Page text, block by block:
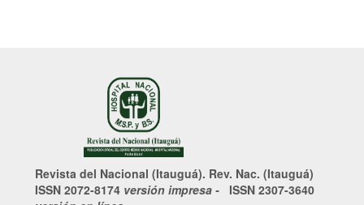
Revista del Nacional (Itauguá). Rev. Nac. (Itauguá)
ISSN 2072-8174 versión impresa - ISSN 2307-3640